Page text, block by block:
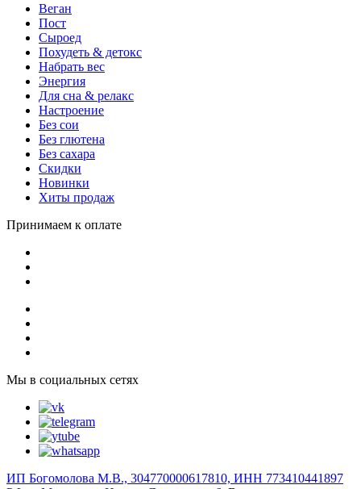
Веган
Пост
Сыроед
Похудеть & детокс
Набрать вес
Энергия
Для сна & релакс
Настроение
Без сои
Без глютена
Без сахара
Скидки
Новинки
Хиты продаж
Принимаем к оплате
Мы в социальных сетях
ИП Богомолова М.В., 304770000617810, ИНН 773410441897